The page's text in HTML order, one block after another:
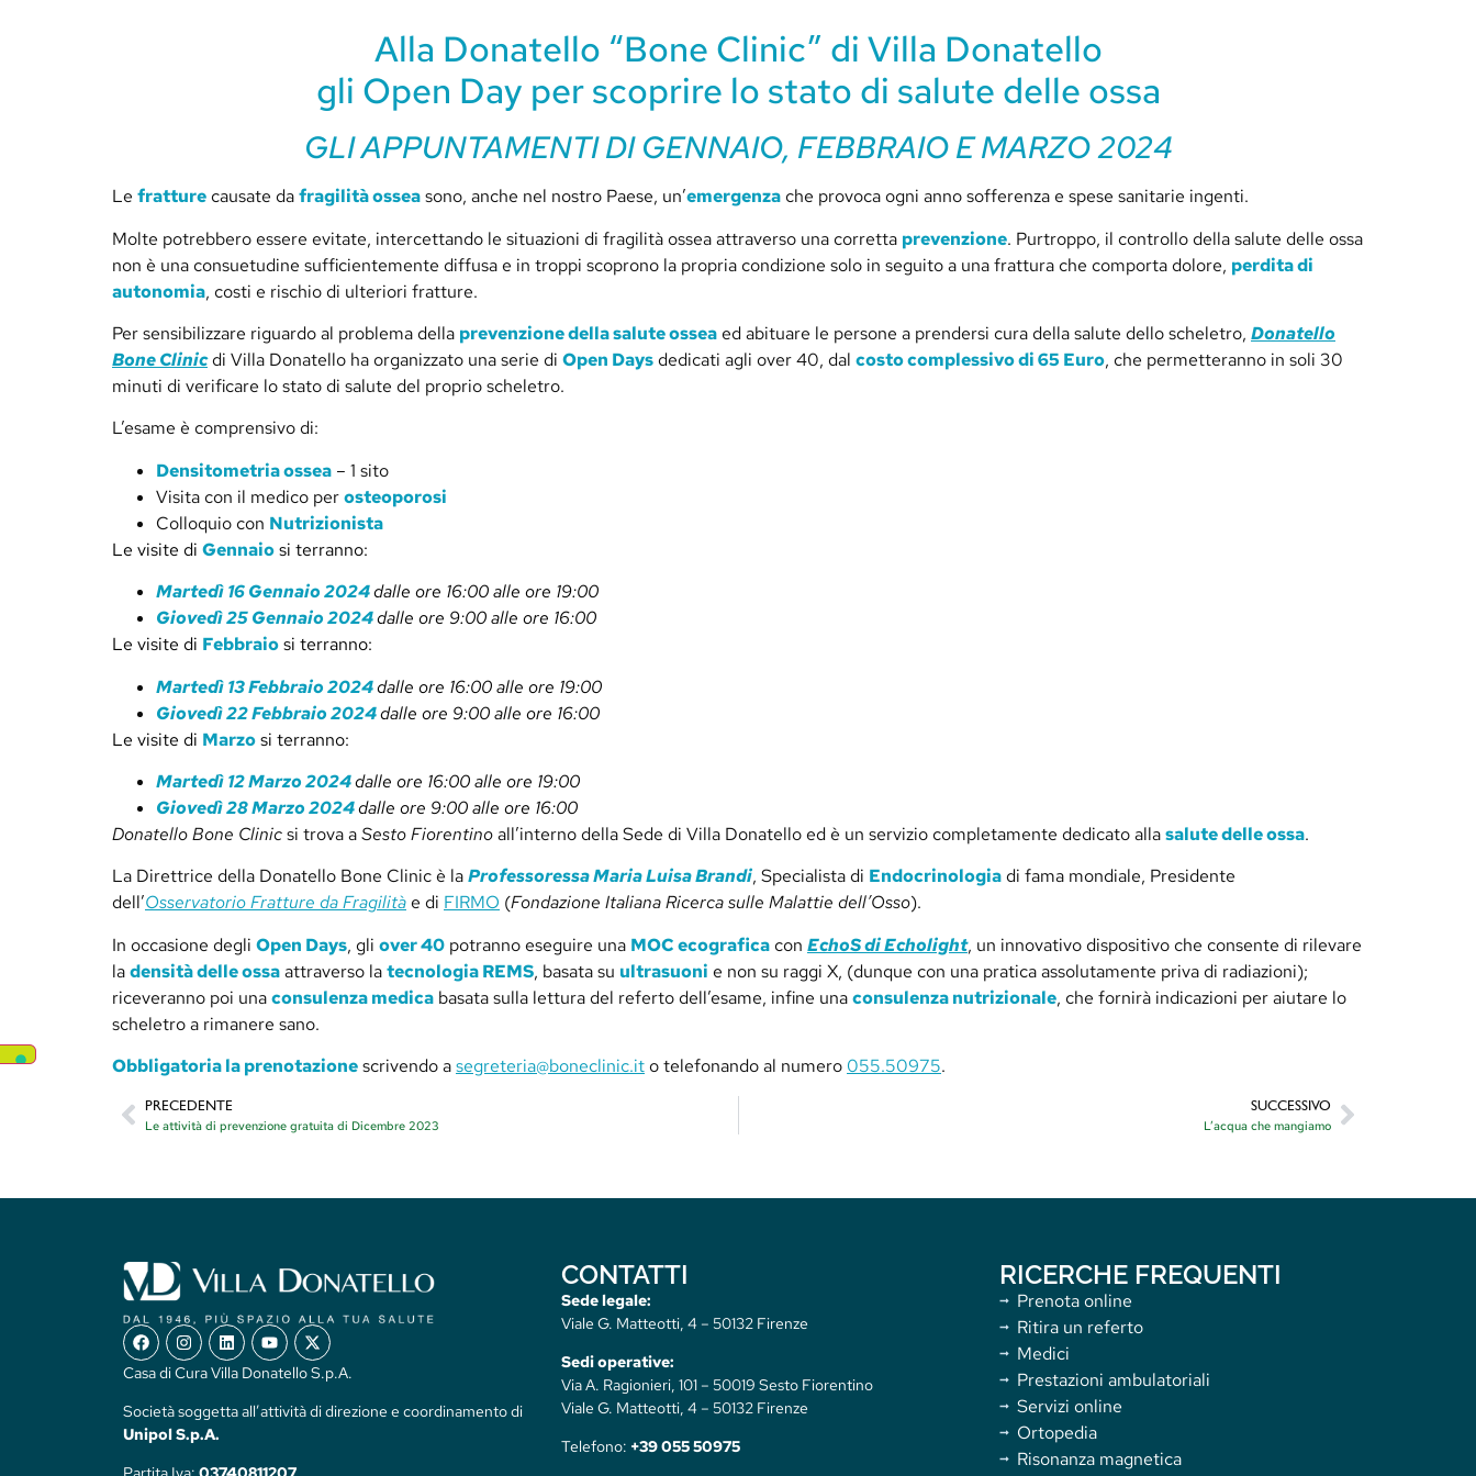
Alla Donatello “Bone Clinic” di Villa Donatello
gli Open Day per scoprire lo stato di salute delle ossa
GLI APPUNTAMENTI DI GENNAIO, FEBBRAIO E MARZO 2024
Le fratturecausate dafragilità osseasono, anche nel nostro Paese, un’emergenzache provoca ogni anno sofferenza e spese sanitarie ingenti.
Molte potrebbero essere evitate, intercettando le situazioni di fragilità ossea attraverso una corretta prevenzione. Purtroppo, il controllo della salute delle ossa
non è una consuetudine sufficientemente diffusa e in troppi scoprono la propria condizione solo in seguito a una frattura che comporta dolore, perdita di
autonomia, costi e rischio di ulteriori fratture.
Per sensibilizzare riguardo al problema della prevenzione della salute osseaed abituare le persone a prendersi cura della salute dello scheletro, Donatello
Bone Clinicdi Villa Donatello ha organizzato una serie di Open Daysdedicati agli over 40, dal costo complessivo di 65 Euro, che permetteranno in soli 30
minuti di verificare lo stato di salute del proprio scheletro.
L’esame è comprensivo di:
Densitometria ossea – 1 sito
Visita con il medico perosteoporosi
Colloquio con Nutrizionista
Le visite di Gennaiosi terranno:
Martedì 16 Gennaio 2024dalle ore 16:00 alle ore 19:00
Giovedì 25 Gennaio 2024dalle ore 9:00 alle ore 16:00
Le visite di Febbraiosi terranno:
Martedì 13 Febbraio 2024dalle ore 16:00 alle ore 19:00
Giovedì 22 Febbraio 2024dalle ore 9:00 alle ore 16:00
Le visite di Marzosi terranno:
Martedì 12 Marzo 2024dalle ore 16:00 alle ore 19:00
Giovedì 28 Marzo 2024dalle ore 9:00 alle ore 16:00
Donatello Bone Clinicsi trova aSesto Fiorentinoall’interno della Sede di Villa Donatello ed è un servizio completamente dedicato allasalute delle ossa.
La Direttrice della Donatello Bone Clinic è laProfessoressa Maria Luisa Brandi, Specialista di Endocrinologiadi fama mondiale, Presidente
dell’Osservatorio Fratture da Fragilitàe di FIRMO (Fondazione Italiana Ricerca sulle Malattie dell’Osso).
In occasione degli Open Days, gli over 40 potranno eseguire una MOC ecograficacon EchoS di Echolight, un innovativo dispositivo che consente di rilevare
ladensità delle ossaattraverso latecnologia REMS, basata su ultrasuoni e non su raggi X, (dunque con una pratica assolutamente priva di radiazioni);
riceveranno poi unaconsulenza medica basata sulla lettura del referto dell’esame, infine unaconsulenza nutrizionale, che fornirà indicazioni per aiutare lo
scheletro a rimanere sano.
Obbligatoria la prenotazionescrivendo asegreteria@boneclinic.ito telefonando al numero 055.50975.
PRECEDENTE
Le attività di prevenzione gratuita di Dicembre 2023
SUCCESSIVO
L’acqua che mangiamo
Casa di Cura Villa Donatello S.p.A.
Società soggetta all’attività di direzione e coordinamento di
Unipol S.p.A.
CONTATTI
Sede legale:
Viale G. Matteotti, 4 – 50132 Firenze
Sedi operative:
Via A. Ragionieri, 101 – 50019 Sesto Fiorentino
Viale G. Matteotti, 4 – 50132 Firenze
Telefono: +39 055 50975
RICERCHE FREQUENTI
Prenota online
Ritira un referto
Medici
Prestazioni ambulatoriali
Servizi online
Ortopedia
Risonanza magnetica